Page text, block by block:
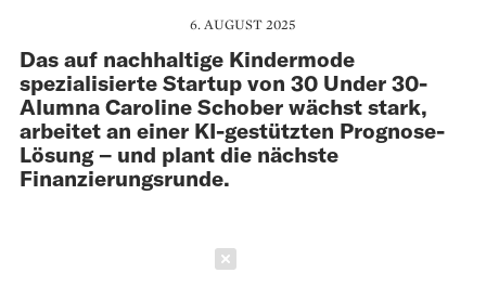
6. AUGUST 2025
Das auf nachhaltige Kindermode
spezialisierte Startup von 30 Under 30-
Alumna Caroline Schober wächst stark,
arbeitet an einer KI-gestützten Prognose-
Lösung – und plant die nächste
Finanzierungsrunde.